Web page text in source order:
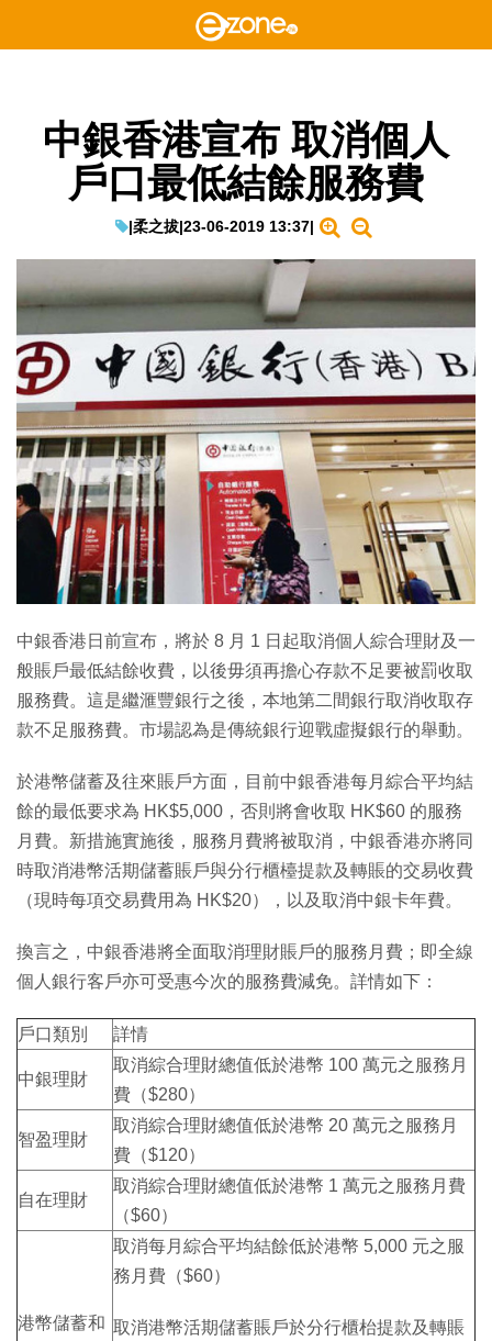
中銀香港宣布 取消個人
戶口最低結餘服務費
|柔之拔|23-06-2019 13:37|
中銀香港日前宣布，將於 8 月 1 日起取消個人綜合理財及一
般賬戶最低結餘收費，以後毋須再擔心存款不足要被罰收取
服務費。這是繼滙豐銀行之後，本地第二間銀行取消收取存
款不足服務費。市場認為是傳統銀行迎戰虛擬銀行的舉動。
於港幣儲蓄及往來賬戶方面，目前中銀香港每月綜合平均結
餘的最低要求為 HK$5,000，否則將會收取 HK$60 的服務
月費。新措施實施後，服務月費將被取消，中銀香港亦將同
時取消港幣活期儲蓄賬戶與分行櫃檯提款及轉賬的交易收費
（現時每項交易費用為 HK$20），以及取消中銀卡年費。
換言之，中銀香港將全面取消理財賬戶的服務月費；即全線
個人銀行客戶亦可受惠今次的服務費減免。詳情如下：
戶口類別 詳情
中銀理財
取消綜合理財總值低於港幣 100 萬元之服務月
費（$280）
智盈理財
取消綜合理財總值低於港幣 20 萬元之服務月
費（$120）
自在理財
取消綜合理財總值低於港幣 1 萬元之服務月費
（$60）
港幣儲蓄和
取消每月綜合平均結餘低於港幣 5,000 元之服
務月費（$60）
取消港幣活期儲蓄賬戶於分行櫃枱提款及轉賬